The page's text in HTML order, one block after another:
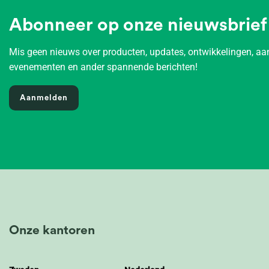
Abonneer op onze nieuwsbrief
Mis geen nieuws over producten, updates, ontwikkelingen,
evenementen en ander spannende berichten!
Aanmelden
Onze kantoren